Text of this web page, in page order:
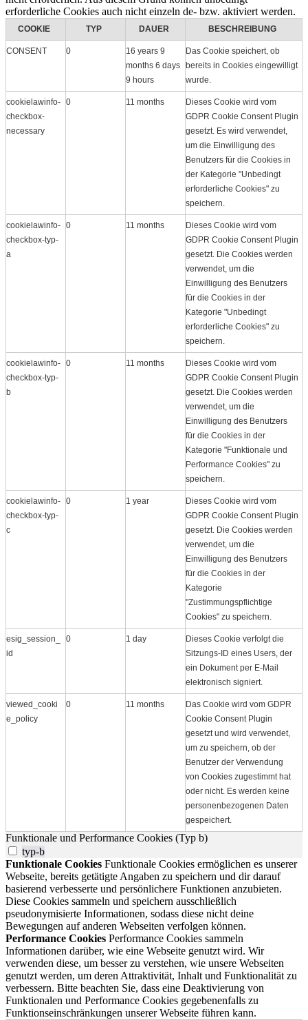
erforderliche Cookies auch nicht einzeln de- bzw. aktiviert werden.
COOKIE TYP DAUER BESCHREIBUNG
CONSENT 0
16 years 9
months 6 days
9 hours
Das Cookie speichert, ob
bereits in Cookies eingewilligt
wurde.
cookielawinfo-
checkbox-
necessary
0 11 months
Dieses Cookie wird vom
GDPR Cookie Consent Plugin
gesetzt. Es wird verwendet,
um die Einwilligung des
Benutzers für die Cookies in
der Kategorie "Unbedingt
erforderliche Cookies" zu
speichern.
cookielawinfo-
checkbox-typ-
a
0 11 months
Dieses Cookie wird vom
GDPR Cookie Consent Plugin
gesetzt. Die Cookies werden
verwendet, um die
Einwilligung des Benutzers
für die Cookies in der
Kategorie "Unbedingt
erforderliche Cookies" zu
speichern.
cookielawinfo-
checkbox-typ-
b
0 11 months
Dieses Cookie wird vom
GDPR Cookie Consent Plugin
gesetzt. Die Cookies werden
verwendet, um die
Einwilligung des Benutzers
für die Cookies in der
Kategorie "Funktionale und
Performance Cookies" zu
speichern.
cookielawinfo-
checkbox-typ-
c
0 1 year
Dieses Cookie wird vom
GDPR Cookie Consent Plugin
gesetzt. Die Cookies werden
verwendet, um die
Einwilligung des Benutzers
für die Cookies in der
Kategorie
"Zustimmungspflichtige
Cookies" zu speichern.
esig_session_
id
0 1 day
Dieses Cookie verfolgt die
Sitzungs-ID eines Users, der
ein Dokument per E-Mail
elektronisch signiert.
viewed_cooki
e_policy
0 11 months
Das Cookie wird vom GDPR
Cookie Consent Plugin
gesetzt und wird verwendet,
um zu speichern, ob der
Benutzer der Verwendung
von Cookies zugestimmt hat
oder nicht. Es werden keine
personenbezogenen Daten
gespeichert.
Funktionale und Performance Cookies (Typ b)
typ-b
Funktionale Cookies Funktionale Cookies ermöglichen es unserer
Webseite, bereits getätigte Angaben zu speichern und dir darauf
basierend verbesserte und persönlichere Funktionen anzubieten.
Diese Cookies sammeln und speichern ausschließlich
pseudonymisierte Informationen, sodass diese nicht deine
Bewegungen auf anderen Webseiten verfolgen können.
Performance Cookies Performance Cookies sammeln
Informationen darüber, wie eine Webseite genutzt wird. Wir
verwenden diese, um besser zu verstehen, wie unsere Webseiten
genutzt werden, um deren Attraktivität, Inhalt und Funktionalität zu
verbessern. Bitte beachten Sie, dass eine Deaktivierung von
Funktionalen und Performance Cookies gegebenenfalls zu
Funktionseinschränkungen unserer Webseite führen kann.